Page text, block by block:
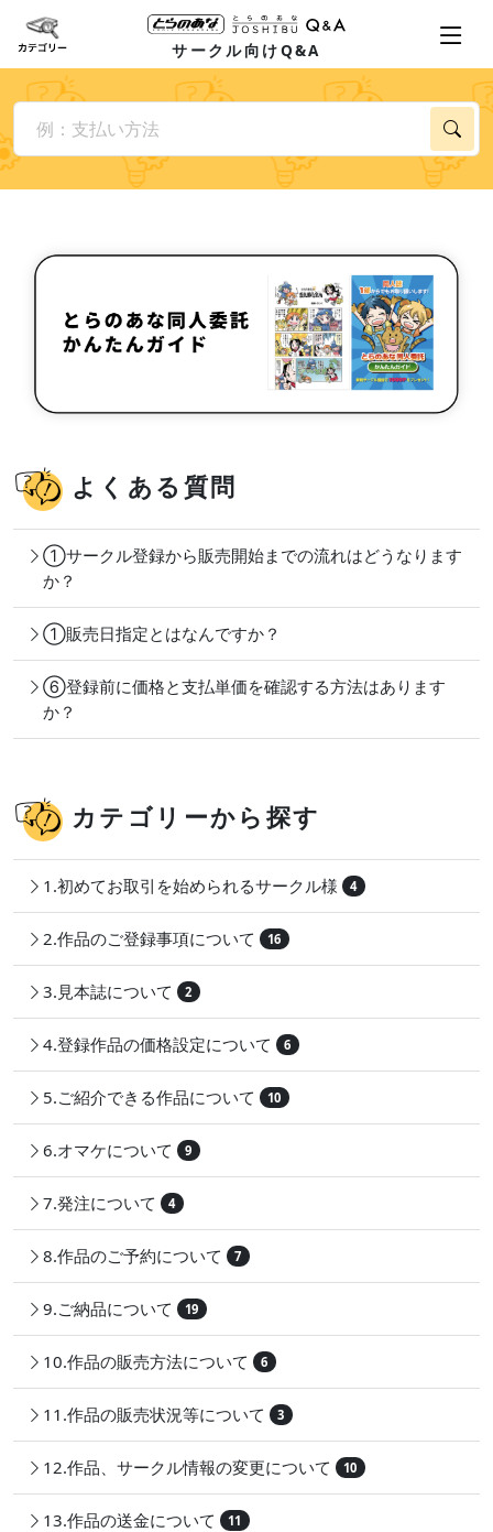
サークル向けQ&A
よくある質問
①サークル登録から販売開始までの流れはどうなります
か？
①販売日指定とはなんですか？
⑥登録前に価格と支払単価を確認する方法はあります
か？
カテゴリーから探す
1.初めてお取引を始められるサークル様 4
2.作品のご登録事項について 16
3.見本誌について 2
4.登録作品の価格設定について 6
5.ご紹介できる作品について 10
6.オマケについて 9
7.発注について 4
8.作品のご予約について 7
9.ご納品について 19
10.作品の販売方法について 6
11.作品の販売状況等について 3
12.作品、サークル情報の変更について 10
13.作品の送金について 11